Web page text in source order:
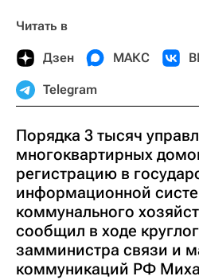
Читать в
Дзен МАКС
Telegram
Порядка 3 тысяч
многоквартирных
регистрацию в
информационной
коммунального
сообщил в ходе
замминистра связи и
коммуникаций РФ